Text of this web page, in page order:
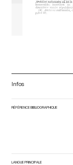
Infos
RÉFÉRENCE BIBLIOGRAPHIQUE
LANGUE PRINCIPALE